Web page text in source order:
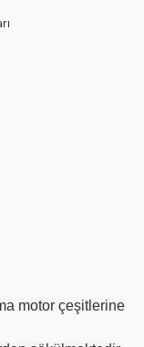
motor çeşitlerine